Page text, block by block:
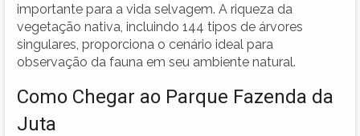
importante para a vida selvagem. A riqueza da
vegetação nativa, incluindo 144 tipos de árvores
singulares, proporciona o cenário ideal para
observação da fauna em seu ambiente natural.
Como Chegar ao Parque Fazenda da
Juta